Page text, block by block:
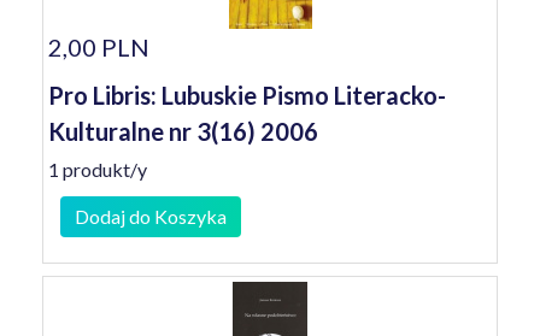
2,00 PLN
Pro Libris: Lubuskie Pismo Literacko-
Kulturalne nr 3(16) 2006
1 produkt/y
Dodaj do Koszyka